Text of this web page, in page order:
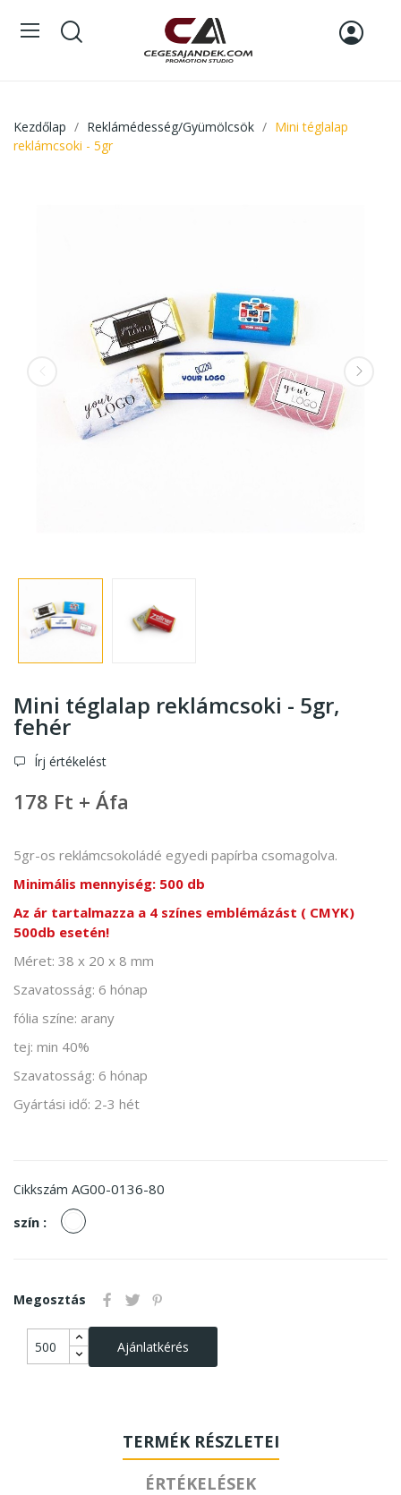
Kezdőlap Reklámédesség/Gyümölcsök
Mini téglalap
reklámcsoki - 5gr
Mini téglalap reklámcsoki - 5gr,
fehér
Írj értékelést
178 Ft + Áfa
5gr-os reklámcsokoládé egyedi papírba csomagolva.
Minimális mennyiség: 500 db
Az ár tartalmazza a 4 színes emblémázást ( CMYK)
500db esetén!
Méret: 38 x 20 x 8 mm
Szavatosság: 6 hónap
fólia színe: arany
tej: min 40%
Szavatosság: 6 hónap
Gyártási idő: 2-3 hét
Cikkszám AG00-0136-80
szín :
fehér
Megosztás
Ajánlatkérés
TERMÉK RÉSZLETEI
ÉRTÉKELÉSEK